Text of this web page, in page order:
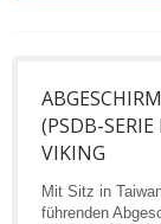
(PSDB-
VIKING
Mit Sitz in
führenden